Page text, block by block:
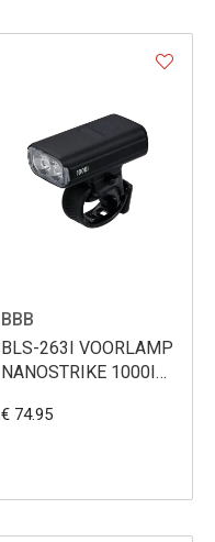
BBB
BLS-263I VOORLAMP
NANOSTRIKE 1000I
€ 74.95